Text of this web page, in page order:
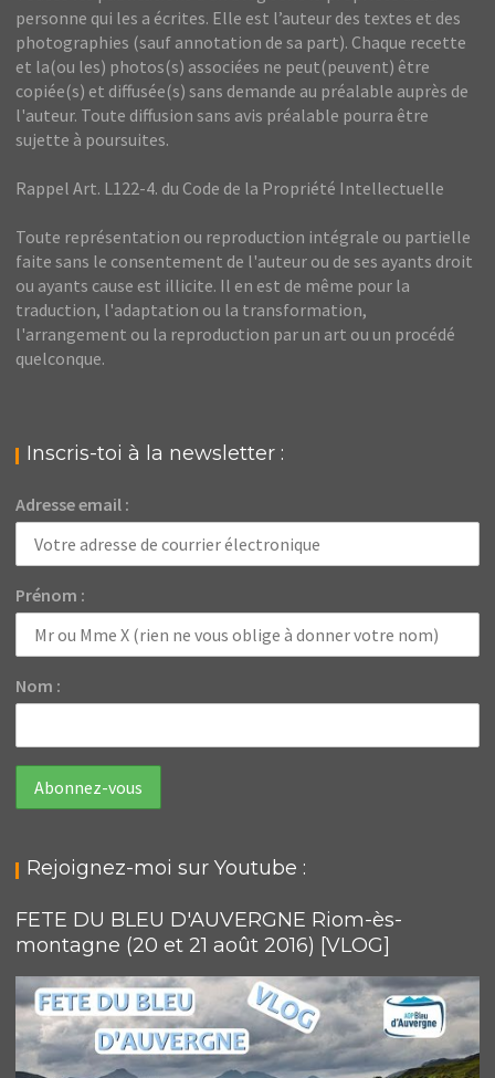
personne qui les a écrites. Elle est l’auteur des textes et des
photographies (sauf annotation de sa part). Chaque recette
et la(ou les) photos(s) associées ne peut(peuvent) être
copiée(s) et diffusée(s) sans demande au préalable auprès de
l'auteur. Toute diffusion sans avis préalable pourra être
sujette à poursuites.
Rappel Art. L122-4. du Code de la Propriété Intellectuelle
Toute représentation ou reproduction intégrale ou partielle
faite sans le consentement de l'auteur ou de ses ayants droit
ou ayants cause est illicite. Il en est de même pour la
traduction, l'adaptation ou la transformation,
l'arrangement ou la reproduction par un art ou un procédé
quelconque.
Inscris-toi à la newsletter :
Adresse email :
Prénom :
Nom :
Rejoignez-moi sur Youtube :
FETE DU BLEU D'AUVERGNE Riom-ès-
montagne (20 et 21 août 2016) [VLOG]